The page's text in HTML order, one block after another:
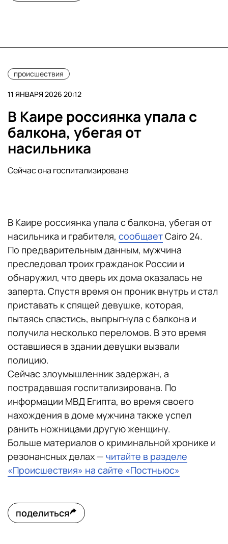
происшествия
11 ЯНВАРЯ 2026 20:12
В Каире россиянка упала с
балкона, убегая от
насильника
Сейчас она госпитализирована
В Каире россиянка упала с балкона, убегая от
насильника и грабителя, сообщаетCairo 24.
По предварительным данным, мужчина
преследовал троих гражданок России и
обнаружил, что дверь их дома оказалась не
заперта. Спустя время он проник внутрь и стал
приставать к спящей девушке, которая,
пытаясь спастись, выпрыгнула с балкона и
получила несколько переломов. В это время
оставшиеся в здании девушки вызвали
полицию.
Сейчас злоумышленник задержан, а
пострадавшая госпитализирована. По
информации МВД Египта, во время своего
нахождения в доме мужчина также успел
ранить ножницами другую женщину.
Больше материалов о криминальной хронике и
резонансных делах — читайте в разделе
«Происшествия» на сайте «Постньюс»
поделиться